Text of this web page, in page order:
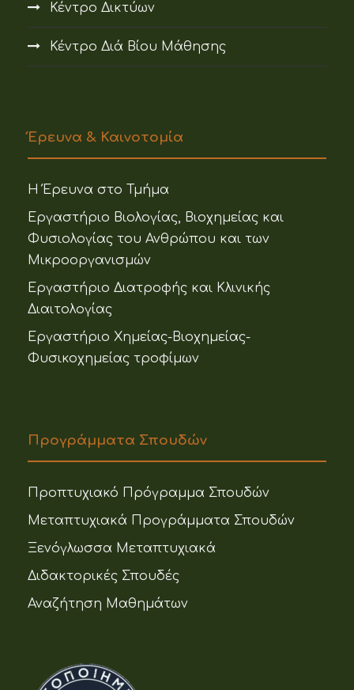
Κέντρο Δικτύων
Κέντρο Διά Βίου Μάθησης
Έρευνα & Καινοτομία
Η Έρευνα στο Τμήμα
Εργαστήριο Βιολογίας, Βιοχημείας και
Φυσιολογίας του Ανθρώπου και των
Μικροοργανισμών
Εργαστήριο Διατροφής και Κλινικής
Διαιτολογίας
Εργαστήριο Χημείας-Βιοχημείας-
Φυσικοχημείας τροφίμων
Προγράμματα Σπουδών
Προπτυχιακό Πρόγραμμα Σπουδών
Μεταπτυχιακά Προγράμματα Σπουδών
Ξενόγλωσσα Μεταπτυχιακά
Διδακτορικές Σπουδές
Αναζήτηση Μαθημάτων